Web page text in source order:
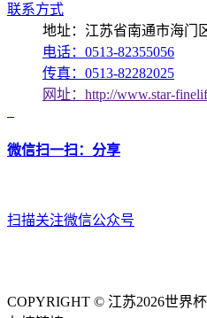
联系方式
地址：江苏省南通市海门
电话：0513-82355056
传真：0513-82282025
网址：http://www.star-
微信扫一扫：分享
扫描关注微信公众号
COPYRIGHT © 江苏2026世界